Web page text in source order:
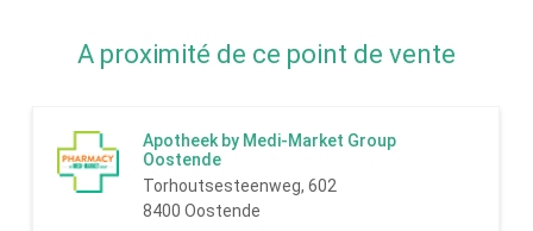
A proximité de ce point de vente
Apotheek by Medi-Market Group
Oostende
Torhoutsesteenweg, 602
8400 Oostende